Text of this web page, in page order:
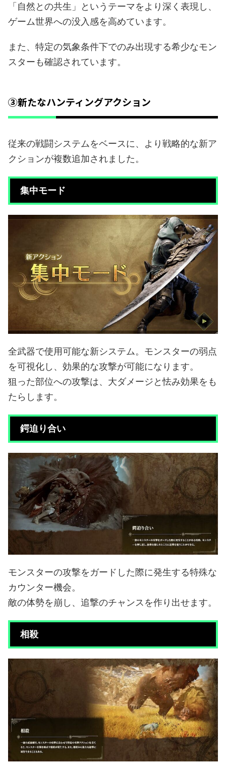
「自然との共生」というテーマをより深く表現し、
ゲーム世界への没入感を高めています。
また、特定の気象条件下でのみ出現する希少なモン
スターも確認されています。
③新たなハンティングアクション
従来の戦闘システムをベースに、より戦略的な新ア
クションが複数追加されました。
集中モード
全武器で使用可能な新システム。モンスターの弱点
を可視化し、効果的な攻撃が可能になります。
狙った部位への攻撃は、大ダメージと怯み効果をも
たらします。
鍔迫り合い
モンスターの攻撃をガードした際に発生する特殊な
カウンター機会。
敵の体勢を崩し、追撃のチャンスを作り出せます。
相殺